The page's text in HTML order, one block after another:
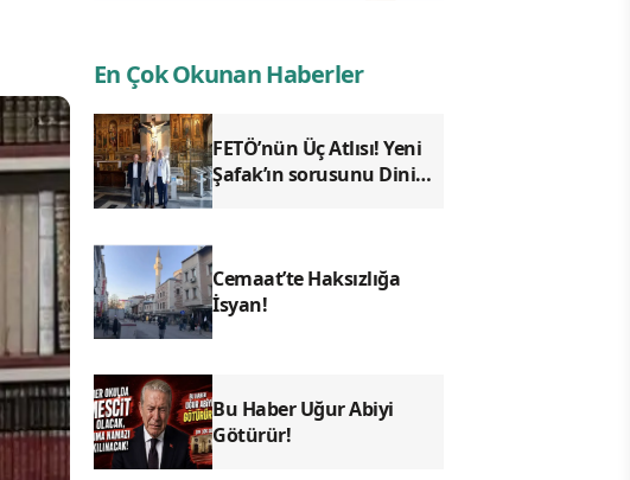
En Çok Okunan Haberler
FETÖ’nün Üç Atlısı! Yeni
Şafak’ın sorusunu Dini
Cemaat’te Haksızlığa
İsyan!
Bu Haber Uğur Abiyi
Götürür!